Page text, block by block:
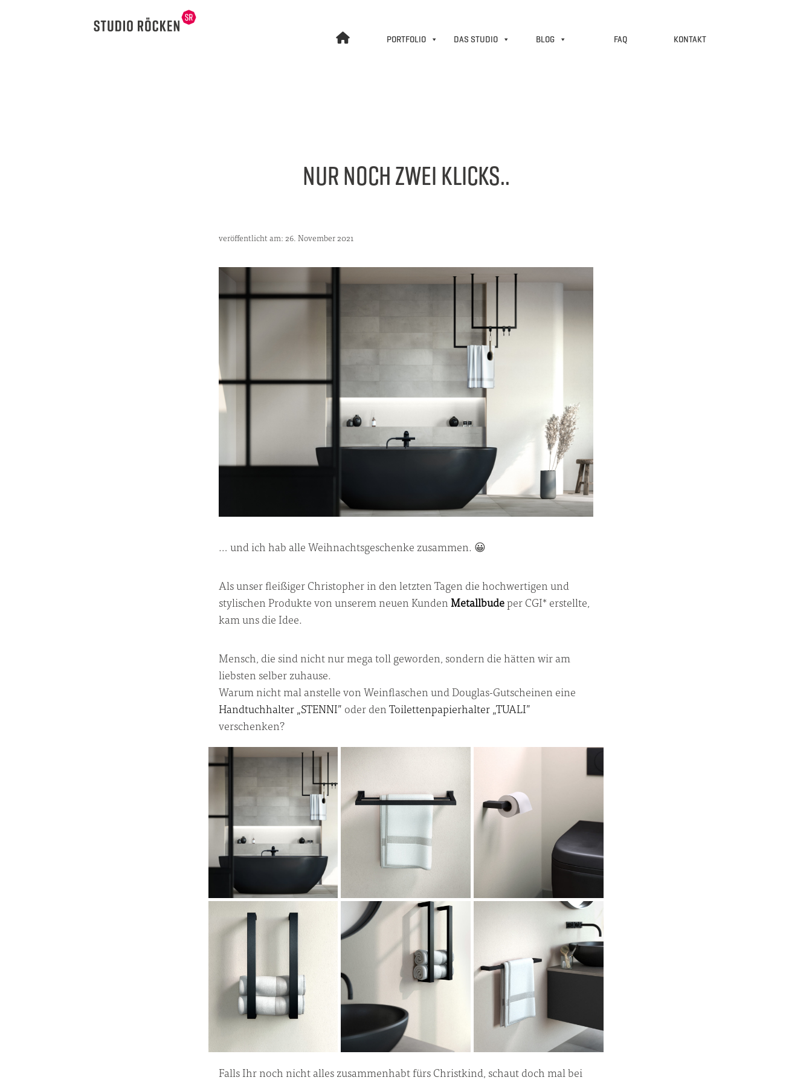
PORTFOLIO DAS STUDIO BLOG FAQ KONTAKT
NUR NOCH ZWEI KLICKS..
veröffentlicht am: 26. November 2021
… und ich hab alle Weihnachtsgeschenke zusammen. 😀
Als unser fleißiger Christopher in den letzten Tagen die hochwertigen und
stylischen Produkte von unserem neuen KundenMetallbudeper CGI* erstellte,
kam uns die Idee.
Mensch, die sind nicht nur mega toll geworden, sondern die hätten wir am
liebsten selber zuhause.
Warum nicht mal anstelle von Weinflaschen und Douglas-Gutscheinen eine
Handtuchhalter „STENNI” oder denToilettenpapierhalter „TUALI”
verschenken?
Falls Ihr noch nicht alles zusammenhabt fürs Christkind, schaut doch mal bei